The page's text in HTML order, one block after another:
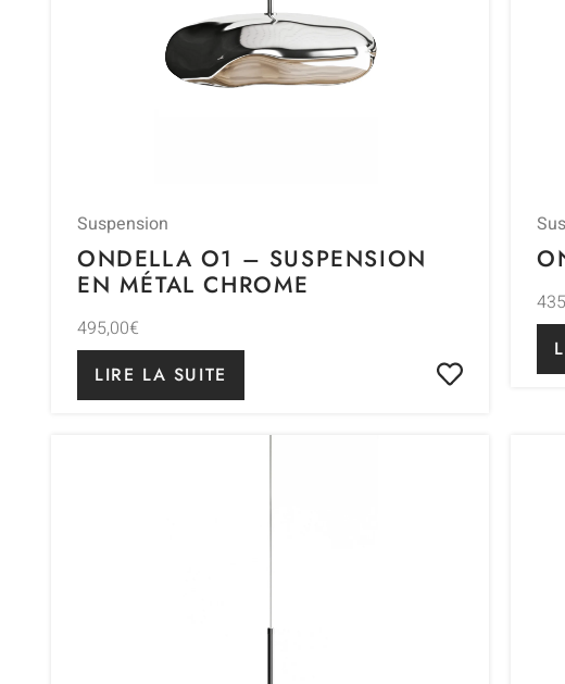
Suspension
ONDELLA O1 – SUSPENSION
EN MÉTAL CHROME
495,00€
LIRE LA SUITE